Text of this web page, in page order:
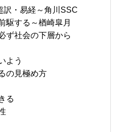
訳・易経～角川SSC
駆する～楢崎皐月
ず社会の下層から
よう
の見極め方
る